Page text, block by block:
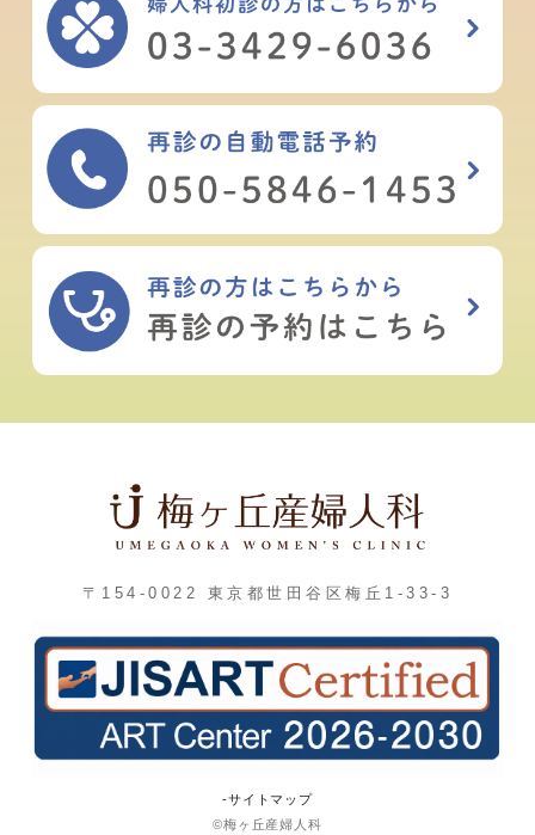
〒154-0022 東京都世田谷区梅丘1-33-3
-サイトマップ
©梅ヶ丘産婦人科